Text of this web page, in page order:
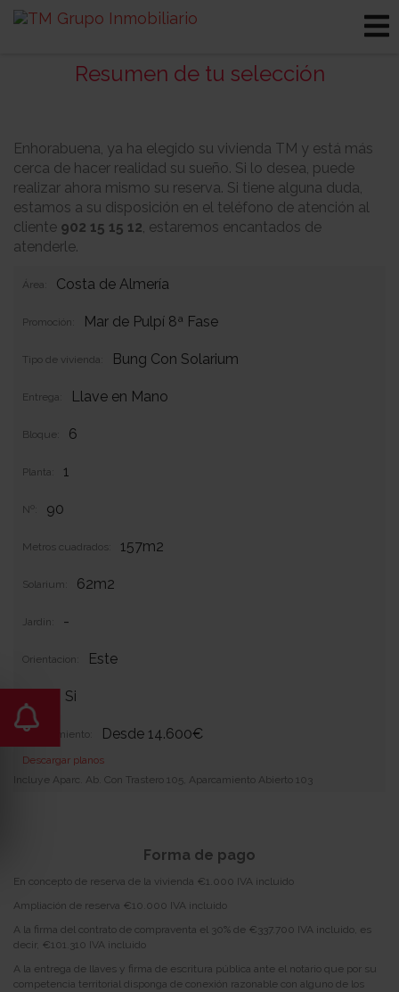
Resumen de tu selección
Enhorabuena, ya ha elegido su vivienda TM y está más
cerca de hacer realidad su sueño. Si lo desea, puede
realizar ahora mismo su reserva. Si tiene alguna duda,
estamos a su disposición en el teléfono de atención al
cliente 902 15 15 12, estaremos encantados de
atenderle.
Área: Costa de Almería
Promoción: Mar de Pulpí 8ª Fase
Tipo de vivienda: Bung Con Solarium
Entrega: Llave en Mano
Bloque: 6
Planta: 1
Nº: 90
Metros cuadrados: 157m2
Solarium: 62m2
Jardin: -
Orientacion: Este
Si
Equipamiento: Desde 14.600€
Descargar planos
Incluye Aparc. Ab. Con Trastero 105, Aparcamiento Abierto 103
Forma de pago
En concepto de reserva de la vivienda €1.000 IVA incluido
Ampliación de reserva €10.000 IVA incluido
A la firma del contrato de compraventa el 30% de €337.700 IVA incluido, es
decir, €101.310 IVA incluido
A la entrega de llaves y firma de escritura pública ante el notario que por su
competencia territorial disponga de conexión razonable con alguno de los